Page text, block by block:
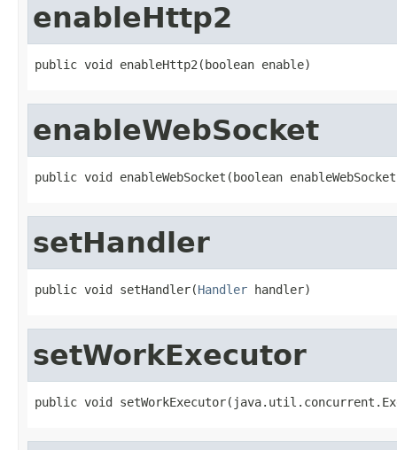
enableHttp2
public void enableHttp2(boolean enable)
enableWebSocket
public void enableWebSocket(boolean
setHandler
public void setHandler(Handler handler)
setWorkExecutor
public void